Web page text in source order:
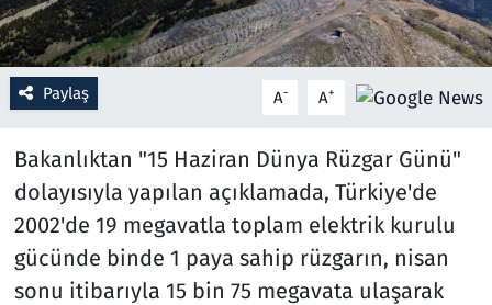
Paylaş A- A+
Bakanlıktan "15 Haziran Dünya Rüzgar Günü"
dolayısıyla yapılan açıklamada, Türkiye'de
2002'de 19 megavatla toplam elektrik kurulu
gücünde binde 1 paya sahip rüzgarın, nisan
sonu itibarıyla 15 bin 75 megavata ulaşarak
Seçim 2023
Spor
Teknoloji ve Bilim
Televizyon